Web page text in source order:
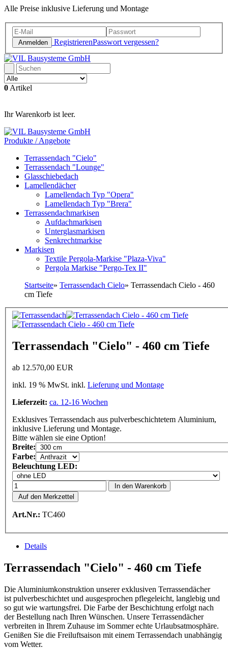
Alle Preise inklusive Lieferung und Montage
Anmelden RegistrierenPasswort vergessen?
0 Artikel
Ihr Warenkorb ist leer.
Produkte / Angebote
Terrassendach "Cielo"
Terrassendach "Lounge"
Glasschiebedach
Lamellendächer
Lamellendach Typ "Opera"
Lamellendach Typ "Brera"
Terrassendachmarkisen
Aufdachmarkisen
Unterglasmarkisen
Senkrechtmarkise
Markisen
Textile Pergola-Markise "Plaza-Viva"
Pergola Markise "Pergo-Tex II"
Startseite» Terrassendach Cielo» Terrassendach Cielo - 460
cm Tiefe
Terrassendach "Cielo" - 460 cm Tiefe
ab 12.570,00 EUR
inkl. 19 % MwSt. inkl. Lieferung und Montage
Lieferzeit: ca. 12-16 Wochen
Exklusives Terrassendach aus pulverbeschichtetem Aluminium,
inklusive Lieferung und Montage.
Bitte wählen sie eine Option!
Breite:
Farbe:
Beleuchtung LED:
In den Warenkorb
Auf den Merkzettel
Art.Nr.: TC460
Details
Terrassendach "Cielo" - 460 cm Tiefe
Die Aluminiumkonstruktion unserer exklusiven Terrassendächer
ist pulverbeschichtet und ausgesprochen pflegeleicht, langlebig und
so gut wie wartungsfrei. Die Farbe der Beschichtung erfolgt nach
der Bestellung nach Ihren Wünschen. Unsere Terrassendächer
verbreiten in Ihrem Zuhause im Sommer echte Urlaubsatmosphäre.
Genißen Sie die Freiluftsaison mit einem Terrassendach unabhängig
vom Wetter.